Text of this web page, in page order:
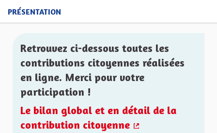
PRÉSENTATION
Retrouvez ci-dessous toutes les
contributions citoyennes réalisées
en ligne. Merci pour votre
participation !
Le bilan global et en détail de la
contribution citoyenne